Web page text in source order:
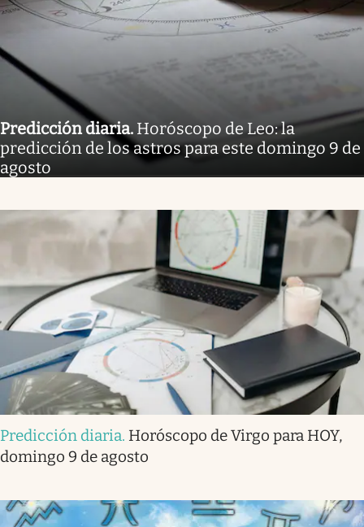
Predicción diaria. Horóscopo de Leo: la
predicción de los astros para este domingo 9 de
agosto
Predicción diaria. Horóscopo de Virgo para HOY,
domingo 9 de agosto